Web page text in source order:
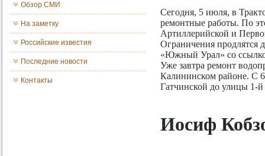
Обзор СМИ
На заметку
Российские известия
Последние новости
Контакты
Сегодня, 5 июля, в
ремонтные работы. По
Артиллерийской и
Ограничения продлятся
«Южный Урал» со
Уже завтра ремонт
Калининском районе. С
Гатчинской до улицы 1-й
Иосиф